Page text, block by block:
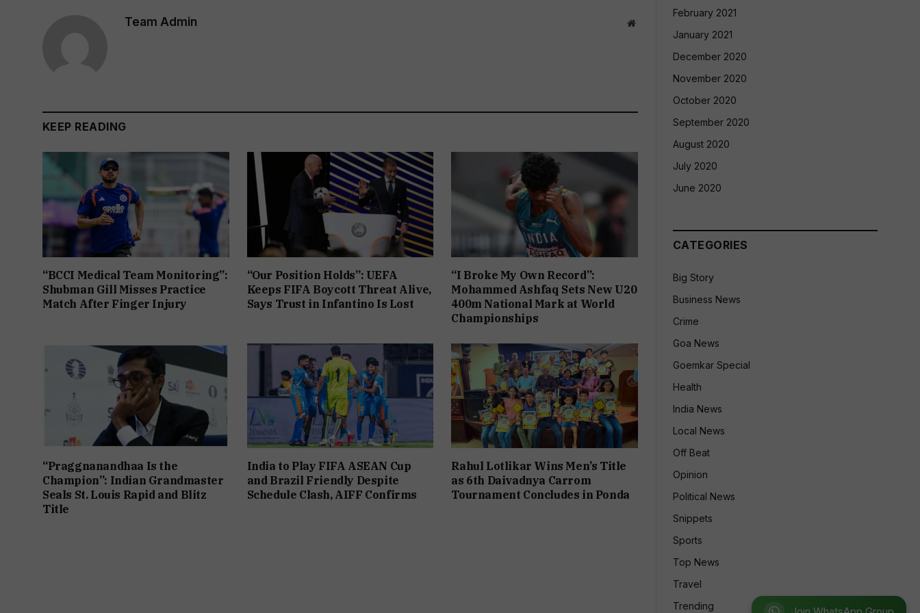
Team Admin Website
KEEP READING
“BCCI Medical Team Monitoring”:
Shubman Gill Misses Practice
Match After Finger Injury
“Our Position Holds”: UEFA
Keeps FIFA Boycott Threat Alive,
Says Trust in Infantino Is Lost
“I Broke My Own Record”:
Mohammed Ashfaq Sets New U20
400m National Mark at World
Championships
“Praggnanandhaa Is the
Champion”: Indian Grandmaster
Seals St. Louis Rapid and Blitz
Title
India to Play FIFA ASEAN Cup
and Brazil Friendly Despite
Schedule Clash, AIFF Confirms
Rahul Lotlikar Wins Men’s Title
as 6th Daivadnya Carrom
Tournament Concludes in Ponda
February 2021
January 2021
December 2020
November 2020
October 2020
September 2020
August 2020
July 2020
June 2020
CATEGORIES
Big Story
Business News
Crime
Goa News
Goemkar Special
Health
India News
Local News
Off Beat
Opinion
Political News
Snippets
Sports
Top News
Travel
Trending